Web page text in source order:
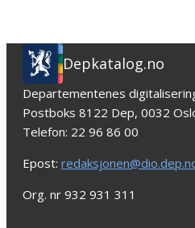
Depkatalog.no
Departementenes
Postboks 8122 Dep, 0032
Telefon: 22 96 86 00
Epost:
Org. nr 932 931 311